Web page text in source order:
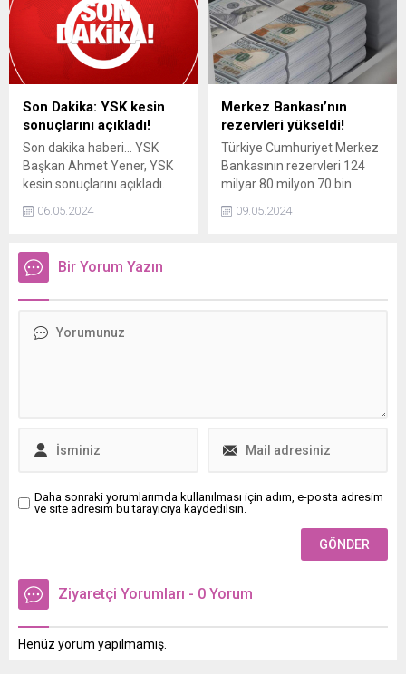
Kurulu Başkan Yardımcısı
Avukat Canan Sarının
iftiraya uğradığını belirten
bir açıklama yaptı.
Son Dakika: YSK kesin
sonuçlarını açıkladı!
Son dakika haberi... YSK
Başkan Ahmet Yener, YSK
kesin sonuçlarını açıkladı.
yapılan seçimlerin 207 bin
seçmenle seçimlere gidildi."
dedi. Yener, yenilecek
06.05.2024
Merkez Bankası’nın
rezervleri yükseldi!
Türkiye Cumhuriyet Merkez
Bankasının rezervleri 124
milyar 80 milyon 70 bin
milyon dolara yükseldi.
09.05.2024
Bir Yorum Yazın
Daha sonraki yorumlarımda kullanılması için adım, e-posta adresim
ve site adresim bu tarayıcıya kaydedilsin.
Ziyaretçi Yorumları - 0 Yorum
Henüz yorum yapılmamış.